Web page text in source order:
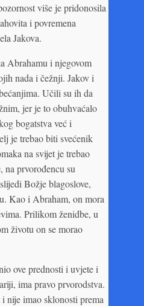
više je pridonosila
i povremena
Jakova.
Abrahamu i njegovom
nada i čežnji. Jakov i
Učili su ih da
jer je to obuhvaćalo
bogatstva već i
je trebao biti svećenik
na svijet je trebao
na prvorođencu su
Božje blagoslove,
Kao i Abraham, on mora
Prilikom ženidbe, u
životu on se morao
ove prednosti i uvjete i
ima pravo prvorodstva.
nije imao sklonosti prema